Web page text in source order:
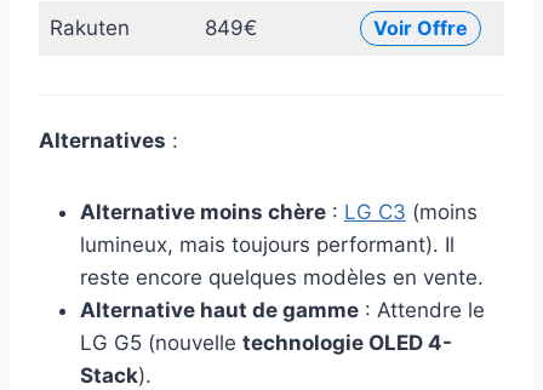
Rakuten 849€ Voir Offre
Alternatives :
Alternative moins chère : LG C3 (moins
lumineux, mais toujours performant). Il
reste encore quelques modèles en vente.
Alternative haut de gamme : Attendre le
LG G5 (nouvelle technologie OLED 4-
Stack).